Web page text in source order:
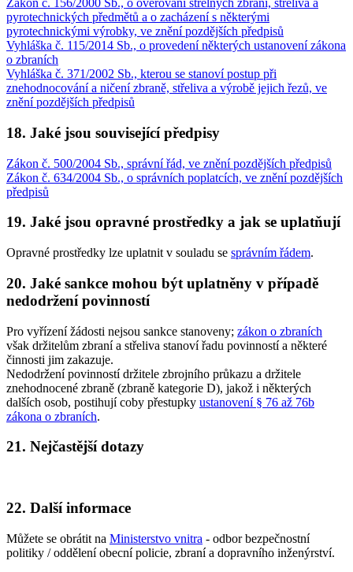
Zákon č. 156/2000 Sb., o ověřování střelných zbraní, střeliva a
pyrotechnických předmětů a o zacházení s některými
pyrotechnickými výrobky, ve znění pozdějších předpisů
Vyhláška č. 115/2014 Sb., o provedení některých ustanovení zákona
o zbraních
Vyhláška č. 371/2002 Sb., kterou se stanoví postup při
znehodnocování a ničení zbraně, střeliva a výrobě jejich řezů, ve
znění pozdějších předpisů
18. Jaké jsou související předpisy
Zákon č. 500/2004 Sb., správní řád, ve znění pozdějších předpisů
Zákon č. 634/2004 Sb., o správních poplatcích, ve znění pozdějších
předpisů
19. Jaké jsou opravné prostředky a jak se uplatňují
Opravné prostředky lze uplatnit v souladu se správním řádem.
20. Jaké sankce mohou být uplatněny v případě
nedodržení povinností
Pro vyřízení žádosti nejsou sankce stanoveny; zákon o zbraních
však držitelům zbraní a střeliva stanoví řadu povinností a některé
činnosti jim zakazuje.
Nedodržení povinností držitele zbrojního průkazu a držitele
znehodnocené zbraně (zbraně kategorie D), jakož i některých
dalších osob, postihují coby přestupky ustanovení § 76 až 76b
zákona o zbraních.
21. Nejčastější dotazy
22. Další informace
Můžete se obrátit na Ministerstvo vnitra - odbor bezpečnostní
politiky / oddělení obecní policie, zbraní a dopravního inženýrství.